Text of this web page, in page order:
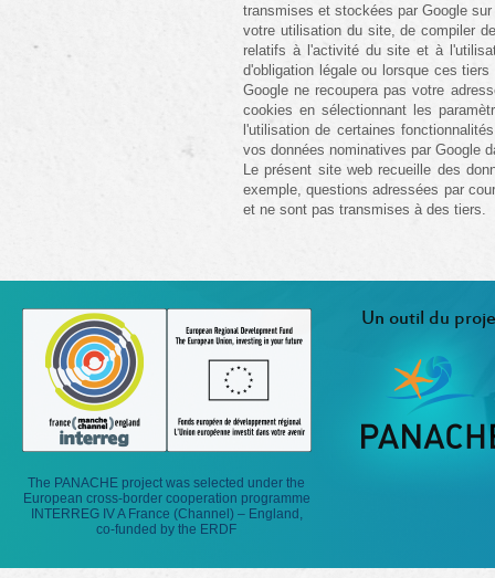
transmises et stockées par Google
votre utilisation du site, de compiler
relatifs à l'activité du site et à
d'obligation légale ou lorsque ces
Google ne recoupera pas votre
cookies en sélectionnant les
l'utilisation de certaines
vos données nominatives par Google
Le présent site web recueille des
exemple, questions adressées par
et ne sont pas transmises à des tiers.
The PANACHE project was selected under the
European cross-border cooperation programme
INTERREG IV A France (Channel) – England,
co-funded by the ERDF
Un outil du